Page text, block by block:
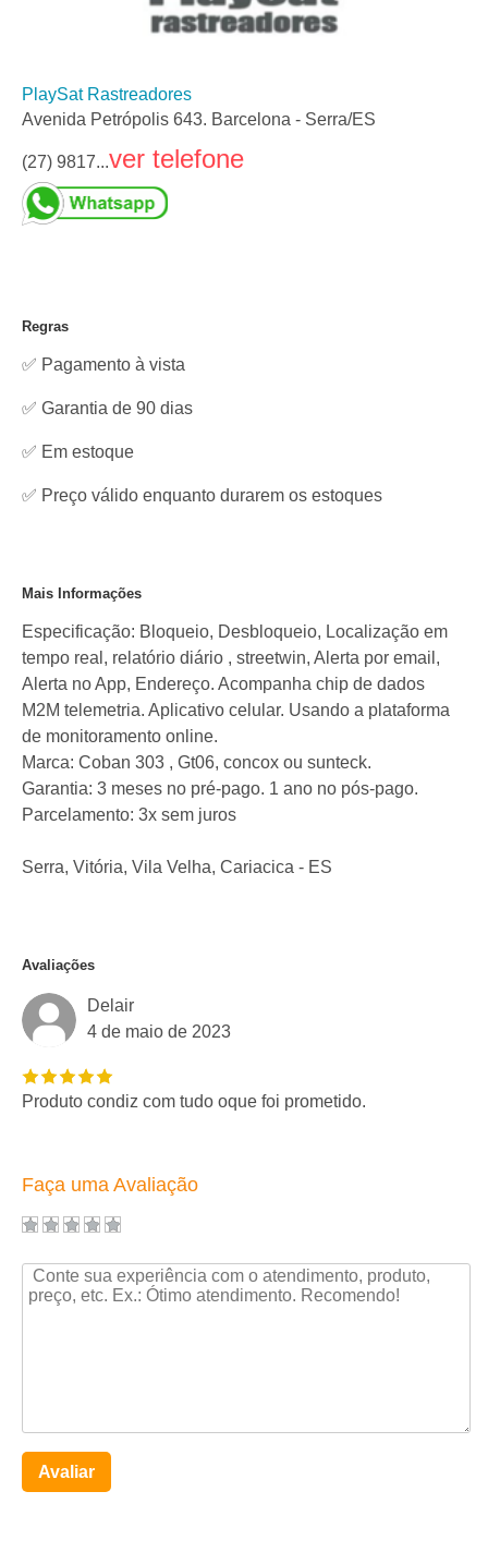
PlaySat Rastreadores
Avenida Petrópolis 643. Barcelona - Serra/ES
(27) 9817...ver telefone
Regras
✅ Pagamento à vista
✅ Garantia de 90 dias
✅ Em estoque
✅ Preço válido enquanto durarem os estoques
Mais Informações
Especificação: Bloqueio, Desbloqueio, Localização em
tempo real, relatório diário , streetwin, Alerta por email,
Alerta no App, Endereço. Acompanha chip de dados
M2M telemetria. Aplicativo celular. Usando a plataforma
de monitoramento online.
Marca: Coban 303 , Gt06, concox ou sunteck.
Garantia: 3 meses no pré-pago. 1 ano no pós-pago.
Parcelamento: 3x sem juros
Serra, Vitória, Vila Velha, Cariacica - ES
Avaliações
Delair
4 de maio de 2023
Produto condiz com tudo oque foi prometido.
Faça uma Avaliação
Avaliar